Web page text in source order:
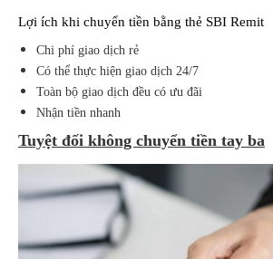
Lợi ích khi chuyển tiền bằng thẻ SBI Remit
Chi phí giao dịch rẻ
Có thể thực hiện giao dịch 24/7
Toàn bộ giao dịch đều có ưu đãi
Nhận tiền nhanh
Tuyệt đối không chuyển tiền tay ba